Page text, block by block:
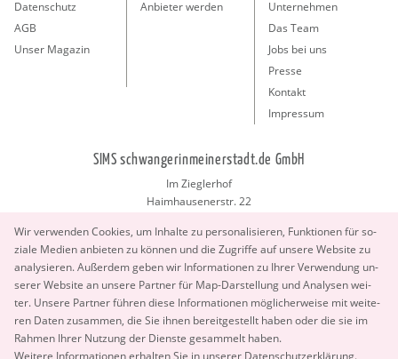
Wir ver­wen­den Coo­kies, um In­hal­te zu per­so­na­li­sie­ren, Funk­tio­nen für so­
zia­le Me­di­en an­bie­ten zu kön­nen und die Zu­grif­fe auf un­se­re Web­site zu
ana­ly­sie­ren. Au­ßer­dem geben wir In­for­ma­tio­nen zu Ihrer Ver­wen­dung un­
se­rer Web­site an un­se­re Part­ner für Map-Dar­stel­lung und Ana­ly­sen wei­
ter. Un­se­re Part­ner füh­ren diese In­for­ma­tio­nen mög­li­cher­wei­se mit wei­te­
ren Daten zu­sam­men, die Sie ihnen be­reit­ge­stellt haben oder die sie im
Rah­men Ihrer Nut­zung der Diens­te ge­sam­melt haben.
Wei­te­re In­for­ma­tio­nen er­hal­ten Sie in un­se­rer Da­ten­schut­z­er­klä­rung.
Datenschutz
AGB
Unser Magazin
Anbieter werden
Unternehmen
Das Team
Jobs bei uns
Presse
Kontakt
Impressum
SIMS schwangerinmeinerstadt.de GmbH
Im Zieglerhof
Haimhausenerstr. 22
info@schwangerinmeinerstadt.de
Copyright 2026 © SIMS schwangerinmeinerstadt.de GmbH.